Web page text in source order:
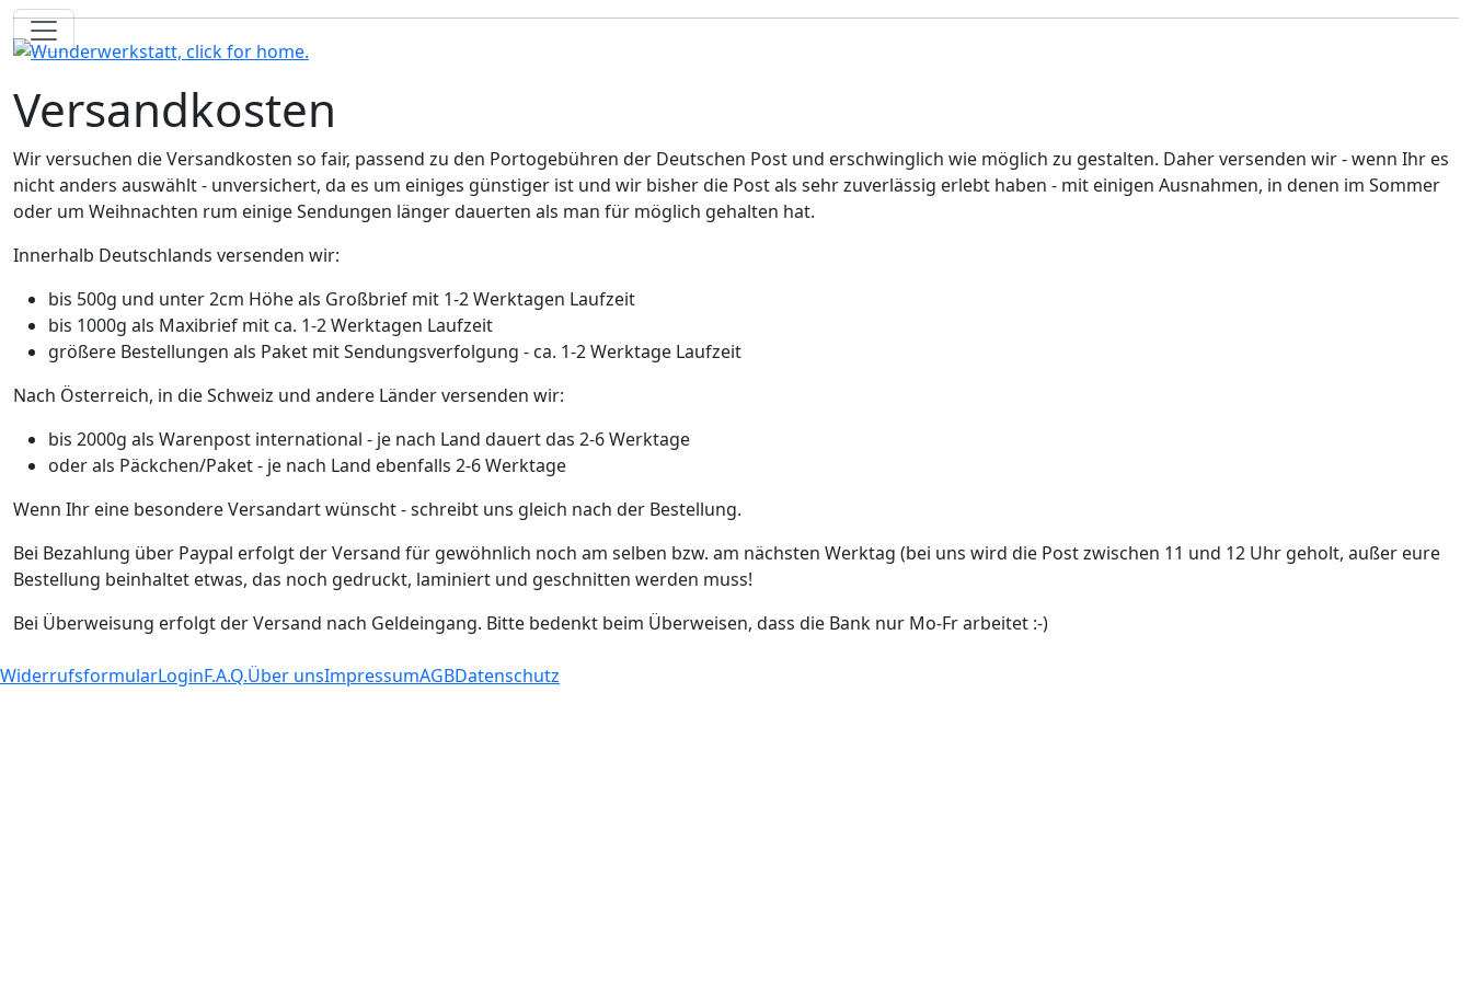
Versandkosten
Wir versuchen die Versandkosten so fair, passend zu den Portogebühren der Deutschen Post und erschwinglich wie möglich zu gestalten. Daher versenden wir - wenn Ihr es
nicht anders auswählt - unversichert, da es um einiges günstiger ist und wir bisher die Post als sehr zuverlässig erlebt haben - mit einigen Ausnahmen, in denen im Sommer
oder um Weihnachten rum einige Sendungen länger dauerten als man für möglich gehalten hat.
Innerhalb Deutschlands versenden wir:
bis 500g und unter 2cm Höhe als Großbrief mit 1-2 Werktagen Laufzeit
bis 1000g als Maxibrief mit ca. 1-2 Werktagen Laufzeit
größere Bestellungen als Paket mit Sendungsverfolgung - ca. 1-2 Werktage Laufzeit
Nach Österreich, in die Schweiz und andere Länder versenden wir:
bis 2000g als Warenpost international - je nach Land dauert das 2-6 Werktage
oder als Päckchen/Paket - je nach Land ebenfalls 2-6 Werktage
Wenn Ihr eine besondere Versandart wünscht - schreibt uns gleich nach der Bestellung.
Bei Bezahlung über Paypal erfolgt der Versand für gewöhnlich noch am selben bzw. am nächsten Werktag (bei uns wird die Post zwischen 11 und 12 Uhr geholt, außer eure
Bestellung beinhaltet etwas, das noch gedruckt, laminiert und geschnitten werden muss!
Bei Überweisung erfolgt der Versand nach Geldeingang. Bitte bedenkt beim Überweisen, dass die Bank nur Mo-Fr arbeitet :-)
WiderrufsformularLoginF.A.Q.Über unsImpressumAGBDatenschutz